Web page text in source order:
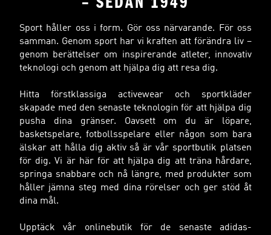
Sport håller oss i form. Gör oss närvarande. För oss
samman. Genom sport har vi kraften att förändra liv –
genom berättelser om inspirerande atleter, innovativ
teknologi och genom att hjälpa dig att resa dig.
Hitta förstklassiga activewear och sportkläder
skapade med den senaste teknologin för att hjälpa dig
pusha dina gränser. Oavsett om du är löpare,
basketspelare, fotbollsspelare eller någon som bara
älskar att hålla dig aktiv så är vår sportbutik platsen
för dig. Vi är här för att hjälpa dig att träna hårdare,
springa snabbare och nå längre, med produkter som
håller jämna steg med dina rörelser och ger stöd åt
dina mål.
Upptäck vår onlinebutik för de senaste adidas-